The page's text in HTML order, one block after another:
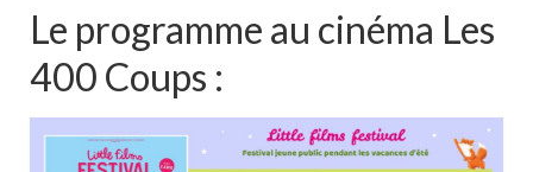
Le programme au cinéma Les
400 Coups :